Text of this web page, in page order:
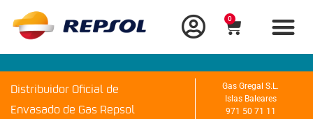
0
Distribuidor Oficial de
Envasado de Gas Repsol
Gas Gregal S.L.
Islas Baleares
971 50 71 11